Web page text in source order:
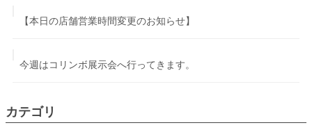
【本日の店舗営業時間変更のお知らせ】
今週はコリンボ展示会へ行ってきます。
カテゴリ